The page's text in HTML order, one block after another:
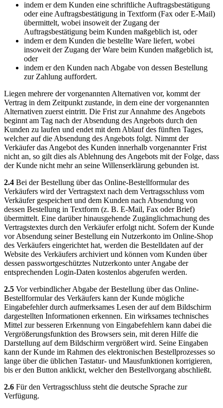
indem er dem Kunden eine schriftliche Auftragsbestätigung
oder eine Auftragsbestätigung in Textform (Fax oder E-Mail)
übermittelt, wobei insoweit der Zugang der
Auftragsbestätigung beim Kunden maßgeblich ist, oder
indem er dem Kunden die bestellte Ware liefert, wobei
insoweit der Zugang der Ware beim Kunden maßgeblich ist,
oder
indem er den Kunden nach Abgabe von dessen Bestellung
zur Zahlung auffordert.
Liegen mehrere der vorgenannten Alternativen vor, kommt der
Vertrag in dem Zeitpunkt zustande, in dem eine der vorgenannten
Alternativen zuerst eintritt. Die Frist zur Annahme des Angebots
beginnt am Tag nach der Absendung des Angebots durch den
Kunden zu laufen und endet mit dem Ablauf des fünften Tages,
welcher auf die Absendung des Angebots folgt. Nimmt der
Verkäufer das Angebot des Kunden innerhalb vorgenannter Frist
nicht an, so gilt dies als Ablehnung des Angebots mit der Folge, dass
der Kunde nicht mehr an seine Willenserklärung gebunden ist.
2.4 Bei der Bestellung über das Online-Bestellformular des
Verkäufers wird der Vertragstext nach dem Vertragsschluss vom
Verkäufer gespeichert und dem Kunden nach Absendung von
dessen Bestellung in Textform (z. B. E-Mail, Fax oder Brief)
übermittelt. Eine darüber hinausgehende Zugänglichmachung des
Vertragstextes durch den Verkäufer erfolgt nicht. Sofern der Kunde
vor Absendung seiner Bestellung ein Nutzerkonto im Online-Shop
des Verkäufers eingerichtet hat, werden die Bestelldaten auf der
Website des Verkäufers archiviert und können vom Kunden über
dessen passwortgeschütztes Nutzerkonto unter Angabe der
entsprechenden Login-Daten kostenlos abgerufen werden.
2.5 Vor verbindlicher Abgabe der Bestellung über das Online-
Bestellformular des Verkäufers kann der Kunde mögliche
Eingabefehler durch aufmerksames Lesen der auf dem Bildschirm
dargestellten Informationen erkennen. Ein wirksames technisches
Mittel zur besseren Erkennung von Eingabefehlern kann dabei die
Vergrößerungsfunktion des Browsers sein, mit deren Hilfe die
Darstellung auf dem Bildschirm vergrößert wird. Seine Eingaben
kann der Kunde im Rahmen des elektronischen Bestellprozesses so
lange über die üblichen Tastatur- und Mausfunktionen korrigieren,
bis er den Button anklickt, welcher den Bestellvorgang abschließt.
2.6 Für den Vertragsschluss steht die deutsche Sprache zur
Verfügung.